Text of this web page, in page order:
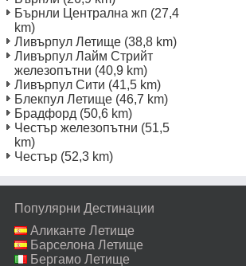
Бърнли Централна жп (27,4
km)
Ливърпул Летище (38,8 km)
Ливърпул Лайм Стрийт
железопътни (40,9 km)
Ливърпул Сити (41,5 km)
Блекпул Летище (46,7 km)
Брадфорд (50,6 km)
Честър железопътни (51,5
km)
Честър (52,3 km)
Популярни Дестинации
Аликанте Летище
Барселона Летище
Бергамо Летище